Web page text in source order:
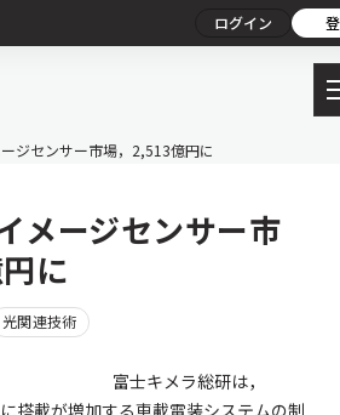
ログイン
ジセンサー市場，2,513億円に
メージセンサー市
に
光関連技術
富士キメラ総研は，
に搭載が増加する車載電装システムの制